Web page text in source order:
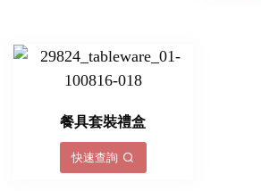
餐具套裝禮盒
快速查詢